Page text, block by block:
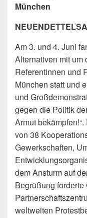
München
Am 3. und 4. Juni
Alternativen mit um
Referentinnen und
München statt und
und
gegen die Politik
Armut
von 38
Gewerkschaften,
dem Ansturm auf
Begrüßung
weltweiten